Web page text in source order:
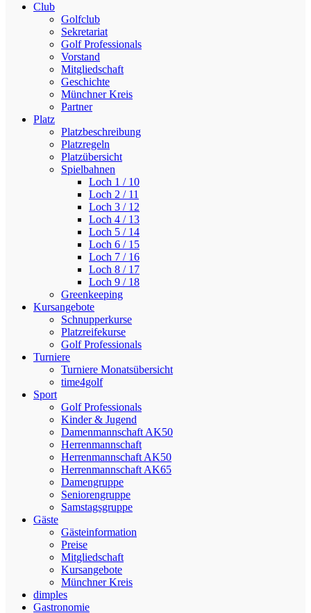
Club
Golfclub
Sekretariat
Golf Professionals
Vorstand
Mitgliedschaft
Geschichte
Münchner Kreis
Partner
Platz
Platzbeschreibung
Platzregeln
Platzübersicht
Spielbahnen
Loch 1 / 10
Loch 2 / 11
Loch 3 / 12
Loch 4 / 13
Loch 5 / 14
Loch 6 / 15
Loch 7 / 16
Loch 8 / 17
Loch 9 / 18
Greenkeeping
Kursangebote
Schnupperkurse
Platzreifekurse
Golf Professionals
Turniere
Turniere Monatsübersicht
time4golf
Sport
Golf Professionals
Kinder & Jugend
Damenmannschaft AK50
Herrenmannschaft
Herrenmannschaft AK50
Herrenmannschaft AK65
Damengruppe
Seniorengruppe
Samstagsgruppe
Gäste
Gästeinformation
Preise
Mitgliedschaft
Kursangebote
Münchner Kreis
dimples
Gastronomie